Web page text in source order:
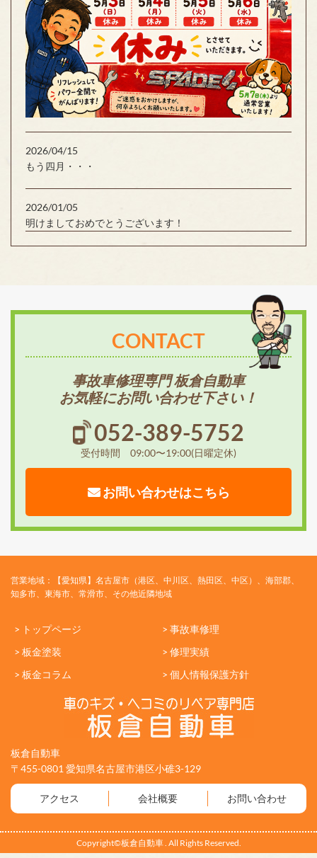
2026/04/15
もう四月・・・
2026/01/05
明けましておめでとうございます！
CONTACT
事故車修理専門 板倉自動車
お気軽にお問い合わせ下さい！
052-389-5752
受付時間 09:00〜19:00(日曜定休)
お問い合わせはこちら
営業地域：【愛知県】名古屋市（港区、中川区、熱田区、中区）、海部郡、
知多市、東海市、常滑市、その他近隣地域
> トップページ
> 事故車修理
> 板金塗装
> 修理実績
> 板金コラム
> 個人情報保護方針
板倉自動車
〒455-0801 愛知県名古屋市港区小碓3-129
アクセス 会社概要 お問い合わせ
Copyright©板倉自動車 . All Rights Reserved.